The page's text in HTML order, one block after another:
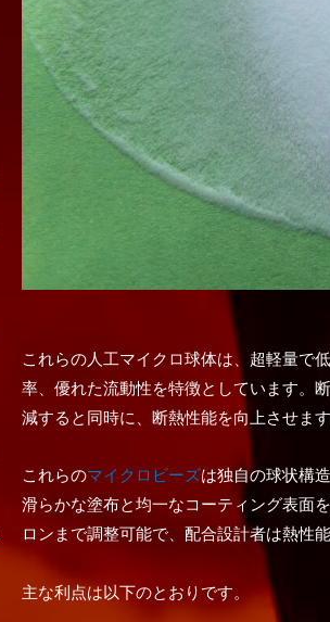
これらの人工マイクロ球体は、超軽量で
率、優れた流動性を特徴としています。
減すると同時に、断熱性能を向上させます
これらのマイクロビーズは独自の球状構
滑らかな塗布と均一なコーティング表面
ロンまで調整可能で、配合設計者は熱性
主な利点は以下のとおりです。